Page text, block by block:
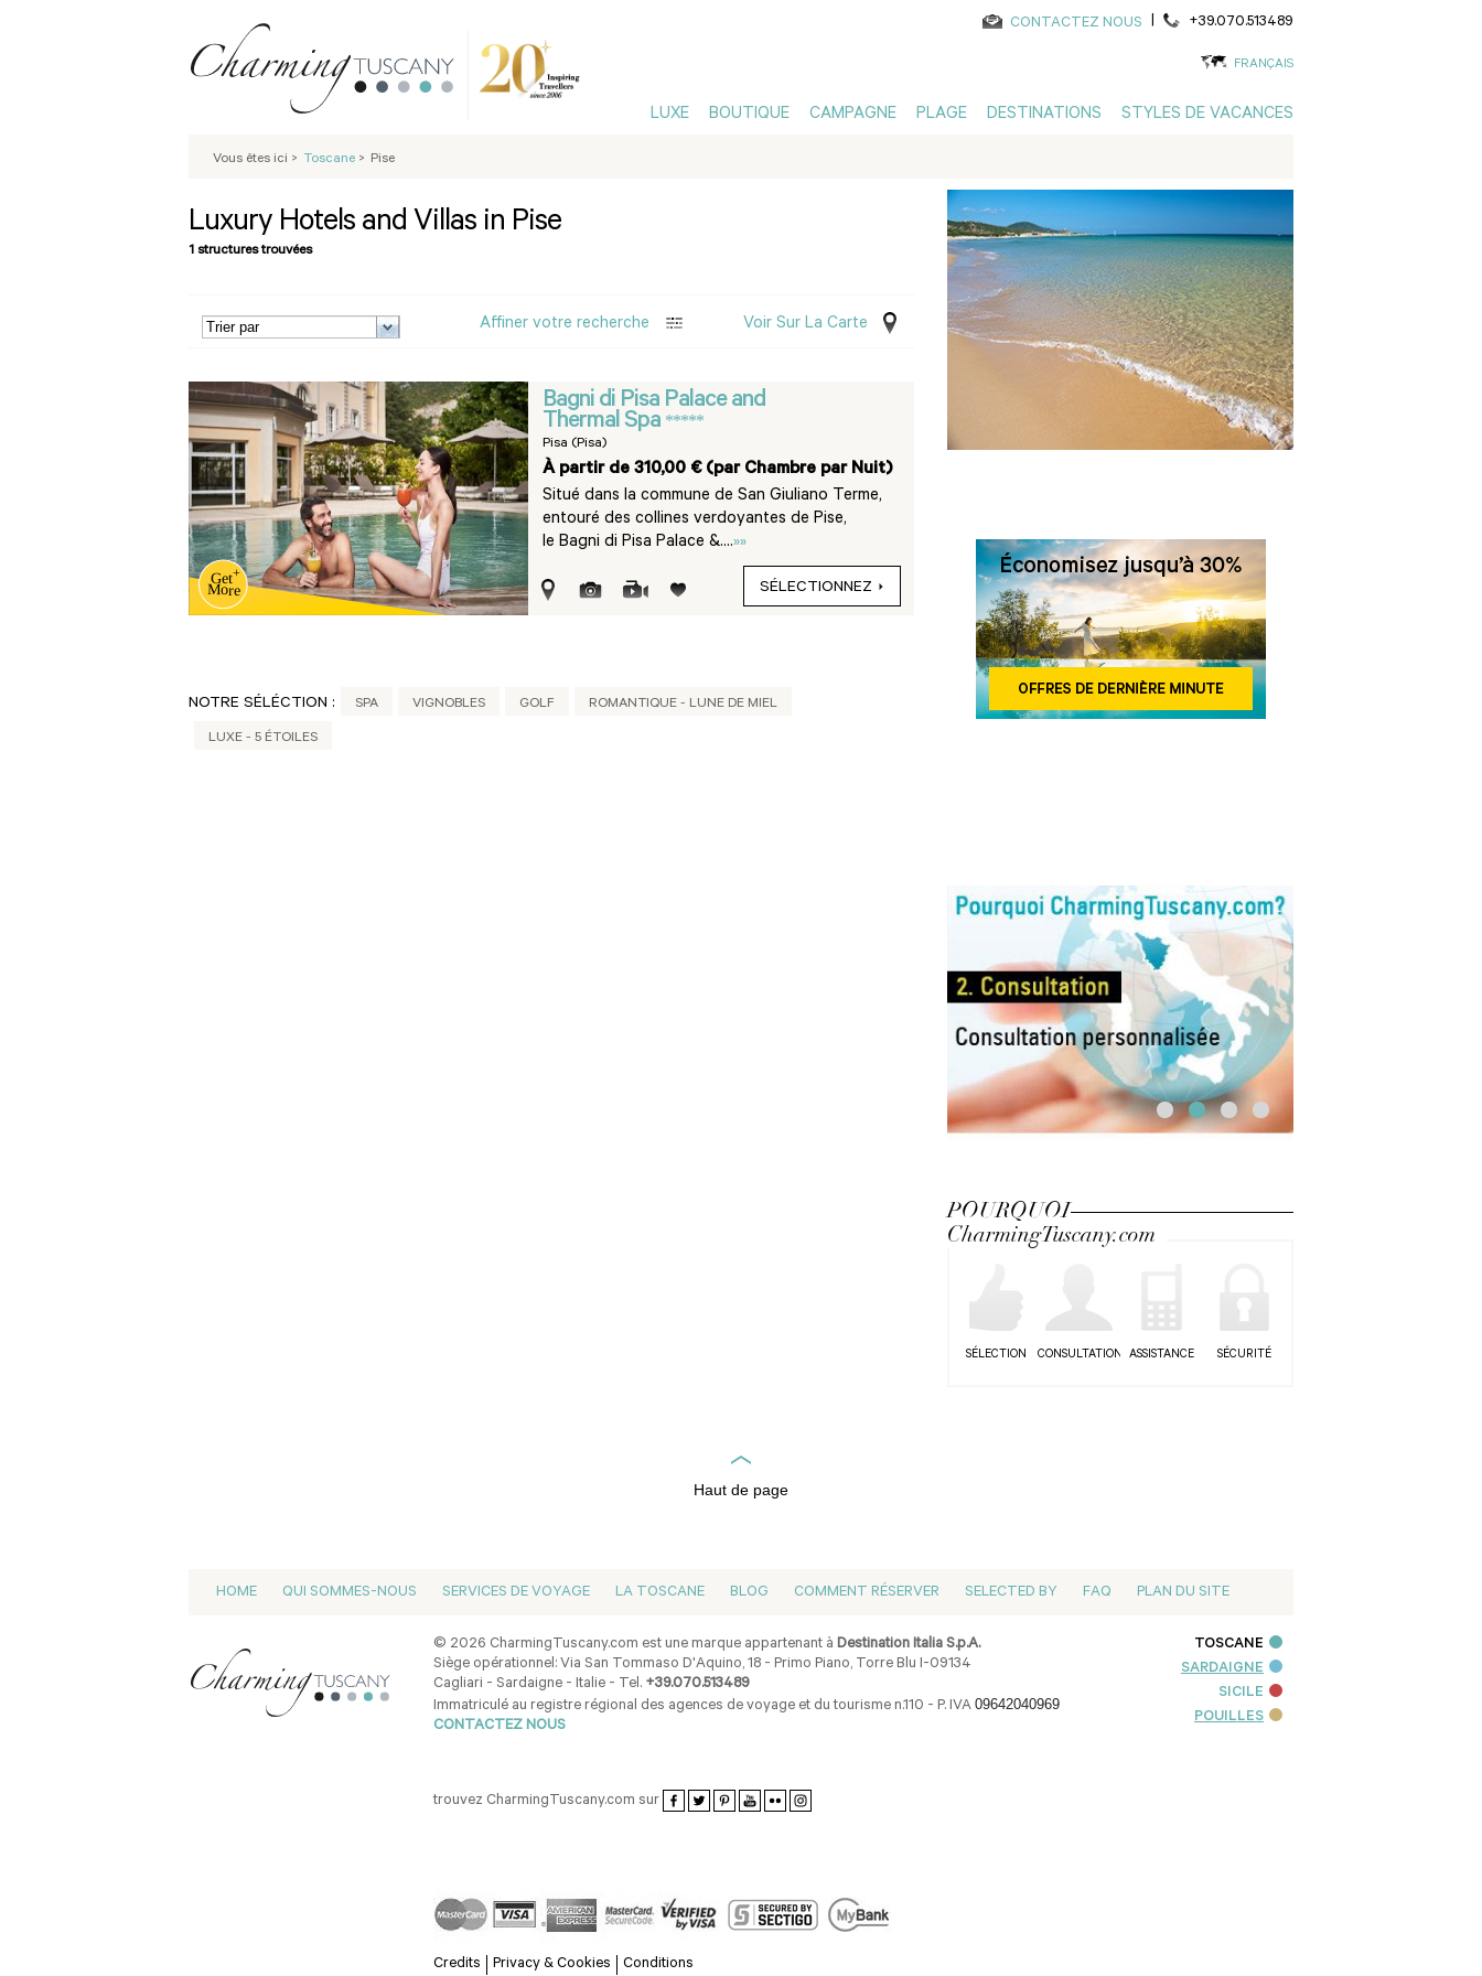
CONTACTEZ NOUS | +39.070.513489
FRANÇAIS
LUXE BOUTIQUE CAMPAGNE PLAGE DESTINATIONS STYLES DE VACANCES
Vous êtes ici > Toscane > Pise
Luxury Hotels and Villas in Pise
1 structures trouvées
Affiner votre recherche Voir Sur La Carte
Bagni di Pisa Palace and
Thermal Spa *****
Pisa (Pisa)
À partir de 310,00 € (par Chambre par Nuit)
Situé dans la commune de San Giuliano Terme,
entouré des collines verdoyantes de Pise,
le Bagni di Pisa Palace &....»»
SÉLECTIONNEZ
NOTRE SÉLÉCTION : SPA VIGNOBLES GOLF ROMANTIQUE - LUNE DE MIEL
LUXE - 5 ÉTOILES
POURQUOI
CharmingTuscany.com
SÉLECTION CONSULTATION ASSISTANCE SÉCURITÉ
Haut de page
HOME QUI SOMMES-NOUS SERVICES DE VOYAGE LA TOSCANE BLOG COMMENT RÉSERVER SELECTED BY FAQ PLAN DU SITE
© 2026 CharmingTuscany.com est une marque appartenant àDestination Italia S.p.A.
Siège opérationnel: Via San Tommaso D'Aquino, 18 - Primo Piano, Torre Blu I-09134
Cagliari - Sardaigne - Italie - Tel. +39.070.513489
Immatriculé au registre régional des agences de voyage et du tourisme n.110 - P. IVA09642040969
CONTACTEZ NOUS
trouvez CharmingTuscany.com sur
Credits Privacy & Cookies Conditions
TOSCANE
SARDAIGNE
SICILE
POUILLES